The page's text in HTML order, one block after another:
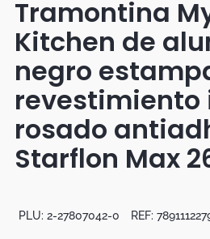
Tramontina
Kitchen de
negro
revestimiento
rosado
Starflon Max
PLU: 2-27807042-0 REF:
Dko